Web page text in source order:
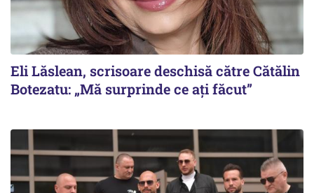
Eli Lăslean, scrisoare deschisă către Cătălin
Botezatu: „Mă surprinde ce ați făcut”